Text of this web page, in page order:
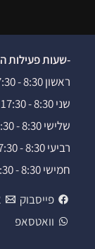
-שעות פעילות
ראשון 8:30 - 17:30
שני 8:30 - 17:30
שלישי 8:30 - 17:30
רביעי 8:30 - 17:30
חמישי 8:30 - 17:30
פייסבוק
וואטסאפ